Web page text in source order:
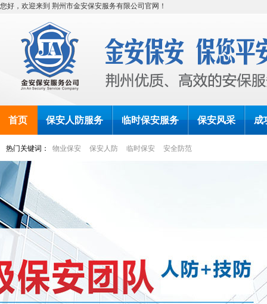
您好，欢迎来到 荆州市金安保安服务有限公司 官网！
首页 保安人防服务 临时保安服务 保安风采 成
热门关键词： 物业保安 保安人防 临时保安 安全防范